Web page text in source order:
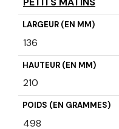
LARGEUR (EN MM)
136
HAUTEUR (EN MM)
210
POIDS (EN GRAMMES)
498